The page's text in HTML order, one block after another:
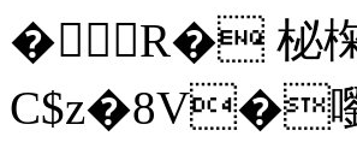
�R� 柲
C$z�8V�嚠